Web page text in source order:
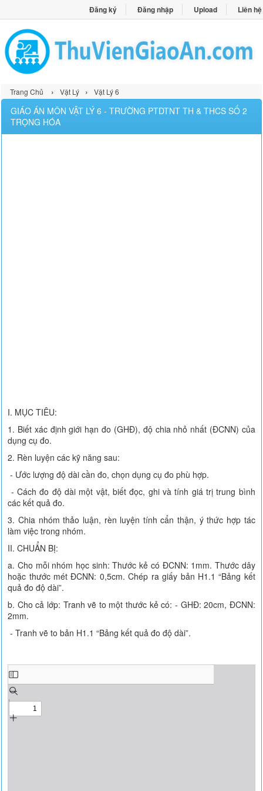
Đăng ký Đăng nhập Upload Liên hệ
Trang Chủ › Vật Lý › Vật Lý 6
GIÁO ÁN MÔN VẬT LÝ 6 - TRƯỜNG PTDTNT TH & THCS SỐ 2
TRỌNG HÓA
I. MỤC TIÊU:
1. Biết xác định giới hạn đo (GHĐ), độ chia nhỏ nhất (ĐCNN) của
dụng cụ đo.
2. Rèn luyện các kỹ năng sau:
- Ước lượng độ dài cần đo, chọn dụng cụ đo phù hợp.
- Cách đo độ dài một vật, biết đọc, ghi và tính giá trị trung bình
các kết quả đo.
3. Chia nhóm thảo luận, rèn luyện tính cẩn thận, ý thức hợp tác
làm việc trong nhóm.
II. CHUẨN BỊ:
a. Cho mỗi nhóm học sinh: Thước kẻ có ĐCNN: 1mm. Thước dây
hoặc thước mét ĐCNN: 0,5cm. Chép ra giấy bản H1.1 “Bảng kết
quả đo độ dài”.
b. Cho cả lớp: Tranh vẽ to một thước kẻ có: - GHĐ: 20cm, ĐCNN:
2mm.
- Tranh vẽ to bản H1.1 “Bảng kết quả đo độ dài”.